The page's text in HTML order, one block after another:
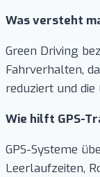
Was versteht
Green Driving
Fahrverhalten,
reduziert und
Wie hilft GPS-
GPS-Systeme
Leerlaufzeiten,